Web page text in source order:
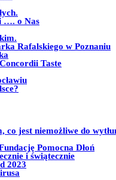
…. o Nas
Rafalskiego w Poznaniu
Taste
co jest niemożliwe do
Pomocna Dłoń
i świątecznie
2023